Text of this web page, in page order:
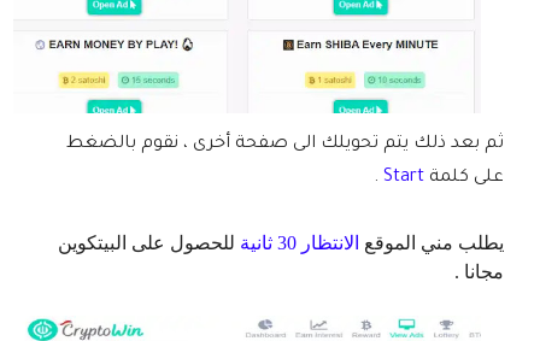
ثم بعد ذلك يتم تحويلك الى صفحة أخرى ، نقوم بالضغط
على كلمةStart
.
يطلب مني الموقعالانتظار 30 ثانية
للحصول على البيتكوين
مجانا .